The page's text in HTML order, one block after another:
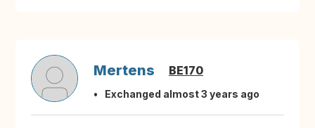
Mertens BE170
Exchanged almost 3 years ago